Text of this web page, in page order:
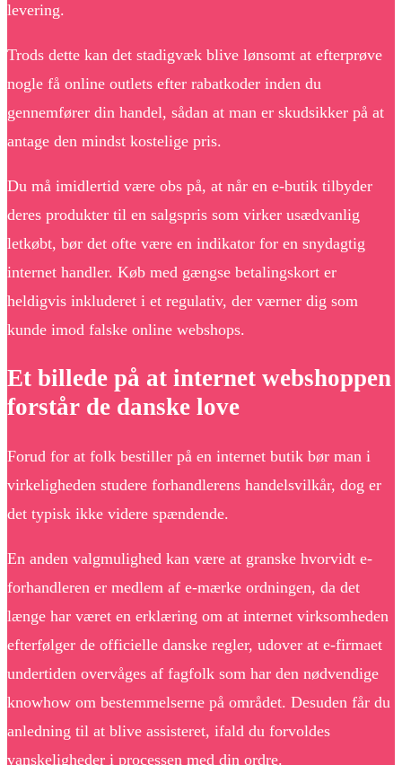
levering.
Trods dette kan det stadigvæk blive lønsomt at efterprøve
nogle få online outlets efter rabatkoder inden du
gennemfører din handel, sådan at man er skudsikker på at
antage den mindst kostelige pris.
Du må imidlertid være obs på, at når en e-butik tilbyder
deres produkter til en salgspris som virker usædvanlig
letkøbt, bør det ofte være en indikator for en snydagtig
internet handler. Køb med gængse betalingskort er
heldigvis inkluderet i et regulativ, der værner dig som
kunde imod falske online webshops.
Et billede på at internet webshoppen
forstår de danske love
Forud for at folk bestiller på en internet butik bør man i
virkeligheden studere forhandlerens handelsvilkår, dog er
det typisk ikke videre spændende.
En anden valgmulighed kan være at granske hvorvidt e-
forhandleren er medlem af e-mærke ordningen, da det
længe har været en erklæring om at internet virksomheden
efterfølger de officielle danske regler, udover at e-firmaet
undertiden overvåges af fagfolk som har den nødvendige
knowhow om bestemmelserne på området. Desuden får du
anledning til at blive assisteret, ifald du forvoldes
vanskeligheder i processen med din ordre.